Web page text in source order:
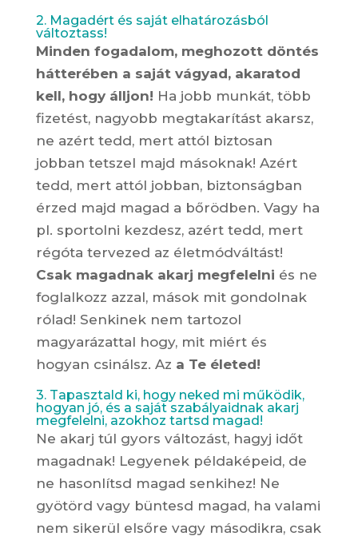
2. Magadért és saját elhatározásból
változtass!
Minden fogadalom, meghozott döntés
hátterében a saját vágyad, akaratod
kell, hogy álljon! Ha jobb munkát, több
fizetést, nagyobb megtakarítást akarsz,
ne azért tedd, mert attól biztosan
jobban tetszel majd másoknak! Azért
tedd, mert attól jobban, biztonságban
érzed majd magad a bőrödben. Vagy ha
pl. sportolni kezdesz, azért tedd, mert
régóta tervezed az életmódváltást!
Csak magadnak akarj megfelelni és ne
foglalkozz azzal, mások mit gondolnak
rólad! Senkinek nem tartozol
magyarázattal hogy, mit miért és
hogyan csinálsz. Az a Te életed!
3. Tapasztald ki, hogy neked mi működik,
hogyan jó, és a saját szabályaidnak akarj
megfelelni, azokhoz tartsd magad!
Ne akarj túl gyors változást, hagyj időt
magadnak! Legyenek példaképeid, de
ne hasonlítsd magad senkihez! Ne
gyötörd vagy büntesd magad, ha valami
nem sikerül elsőre vagy másodikra, csak